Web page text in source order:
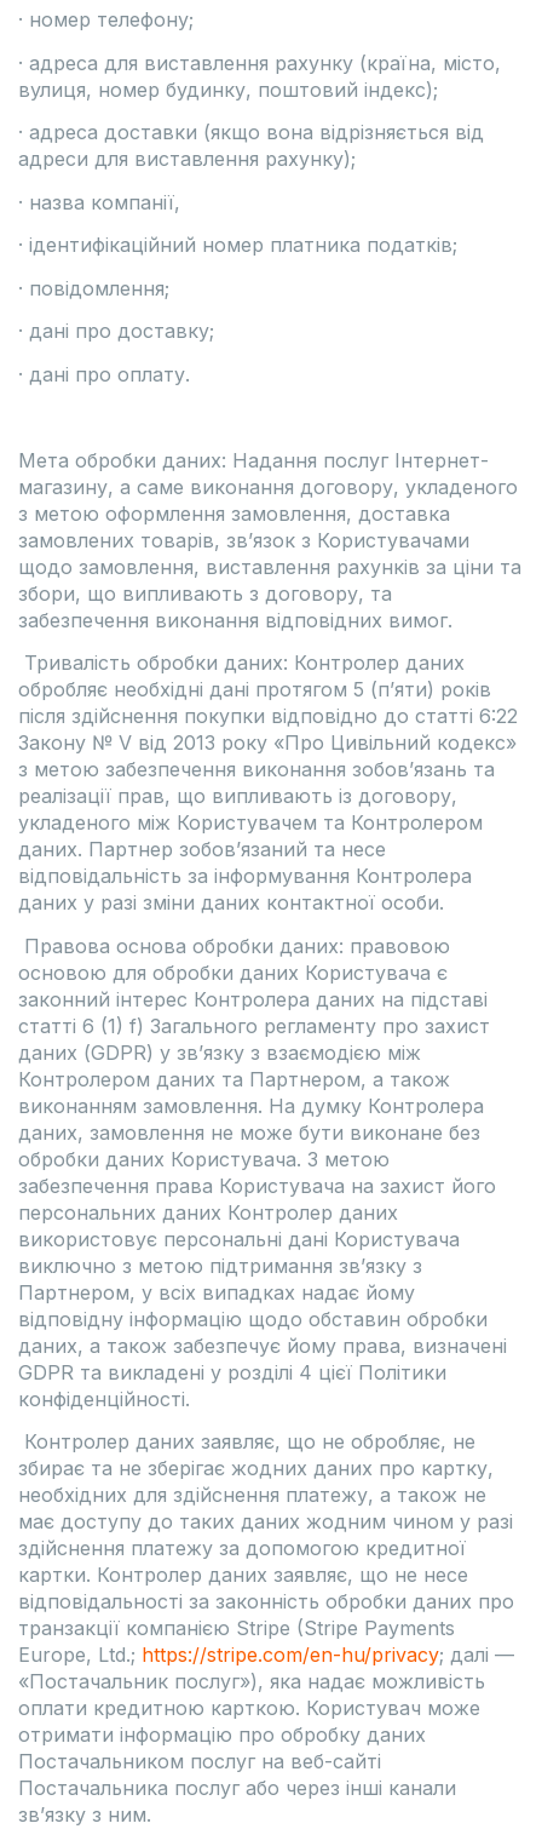
· номер телефону;
· адреса для виставлення рахунку (країна, місто,
вулиця, номер будинку, поштовий індекс);
· адреса доставки (якщо вона відрізняється від
адреси для виставлення рахунку);
· назва компанії,
· ідентифікаційний номер платника податків;
· повідомлення;
· дані про доставку;
· дані про оплату.
Мета обробки даних: Надання послуг Інтернет-
магазину, а саме виконання договору, укладеного
з метою оформлення замовлення, доставка
замовлених товарів, зв’язок з Користувачами
щодо замовлення, виставлення рахунків за ціни та
збори, що випливають з договору, та
забезпечення виконання відповідних вимог.
Тривалість обробки даних: Контролер даних
обробляє необхідні дані протягом 5 (п’яти) років
після здійснення покупки відповідно до статті 6:22
Закону № V від 2013 року «Про Цивільний кодекс»
з метою забезпечення виконання зобов’язань та
реалізації прав, що випливають із договору,
укладеного між Користувачем та Контролером
даних. Партнер зобов’язаний та несе
відповідальність за інформування Контролера
даних у разі зміни даних контактної особи.
Правова основа обробки даних: правовою
основою для обробки даних Користувача є
законний інтерес Контролера даних на підставі
статті 6 (1) f) Загального регламенту про захист
даних (GDPR) у зв’язку з взаємодією між
Контролером даних та Партнером, а також
виконанням замовлення. На думку Контролера
даних, замовлення не може бути виконане без
обробки даних Користувача. З метою
забезпечення права Користувача на захист його
персональних даних Контролер даних
використовує персональні дані Користувача
виключно з метою підтримання зв’язку з
Партнером, у всіх випадках надає йому
відповідну інформацію щодо обставин обробки
даних, а також забезпечує йому права, визначені
GDPR та викладені у розділі 4 цієї Політики
конфіденційності.
Контролер даних заявляє, що не обробляє, не
збирає та не зберігає жодних даних про картку,
необхідних для здійснення платежу, а також не
має доступу до таких даних жодним чином у разі
здійснення платежу за допомогою кредитної
картки. Контролер даних заявляє, що не несе
відповідальності за законність обробки даних про
транзакції компанією Stripe (Stripe Payments
Europe, Ltd.; https://stripe.com/en-hu/privacy; далі —
«Постачальник послуг»), яка надає можливість
оплати кредитною карткою. Користувач може
отримати інформацію про обробку даних
Постачальником послуг на веб-сайті
Постачальника послуг або через інші канали
зв’язку з ним.